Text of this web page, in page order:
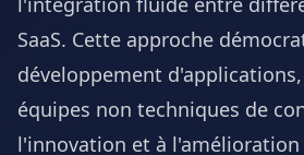
SaaS. Cette approche
développement
équipes non techniques de
l'innovation et à